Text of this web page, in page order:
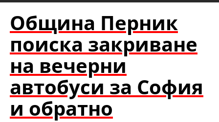
Община Перник
поиска закриване
на вечерни
автобуси за София
и обратно